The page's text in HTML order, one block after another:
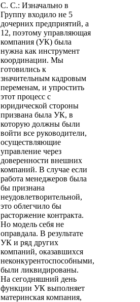
С. С.: Изначально в
Группу входило не 5
дочерних предприятий, а
12, поэтому управляющая
компания (УК) была
нужна как инструмент
координации. Мы
готовились к
значительным кадровым
переменам, и упростить
этот процесс с
юридической стороны
призвана была УК, в
которую должны были
войти все руководители,
осуществляющие
управление через
доверенности внешних
компаний. В случае если
работа менеджеров была
бы признана
неудовлетворительной,
это облегчило бы
расторжение контракта.
Но модель себя не
оправдала. В результате
УК и ряд других
компаний, оказавшихся
неконкурентоспособными,
были ликвидированы.
На сегодняшний день
функции УК выполняет
материнская компания,